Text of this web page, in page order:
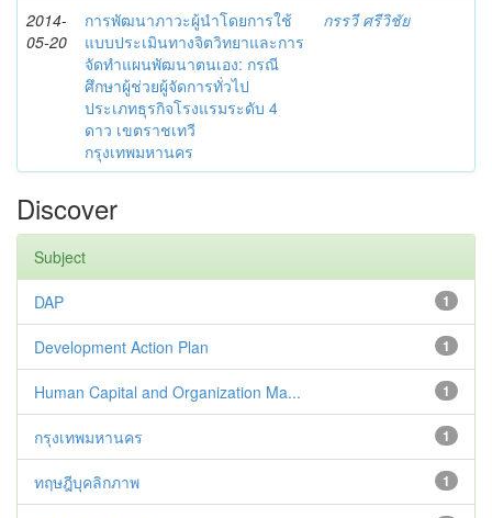
2014-
05-20
การพัฒนาภาวะผู้นำโดยการใช้
แบบประเมินทางจิตวิทยาและการ
จัดทำแผนพัฒนาตนเอง: กรณี
ศึกษาผู้ช่วยผู้จัดการทั่วไป
ประเภทธุรกิจโรงแรมระดับ 4
ดาว เขตราชเทวี
กรุงเทพมหานคร
กรรวี ศรีวิชัย
Discover
Subject
1
DAP
1
Development Action Plan
1
Human Capital and Organization Ma...
1
กรุงเทพมหานคร
1
ทฤษฎีบุคลิกภาพ